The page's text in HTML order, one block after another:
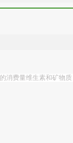
消费量维生素和矿物